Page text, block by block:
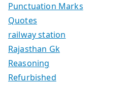
Punctuation Marks
Quotes
railway station
Rajasthan Gk
Reasoning
Refurbished